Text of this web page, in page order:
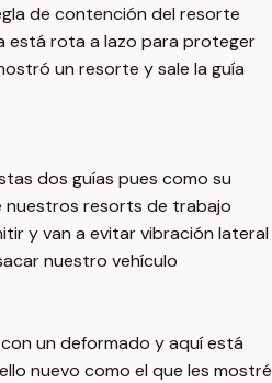
de contención del resorte
está rota a lazo para proteger
un resorte y sale la guía
dos guías pues como su
nuestros resorts de trabajo
y van a evitar vibración lateral
nuestro vehículo
un deformado y aquí está
nuevo como el que les mostré